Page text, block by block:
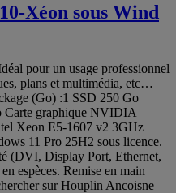
Xéon sous Wind
pour un usage professionnel
plans et multimédia, etc…
(Go) :1 SSD 250 Go
Carte graphique NVIDIA
Xeon E5-1607 v2 3GHz
11 Pro 25H2 sous licence.
(DVI, Display Port, Ethernet,
espèces. Remise en main
sur Houplin Ancoisne